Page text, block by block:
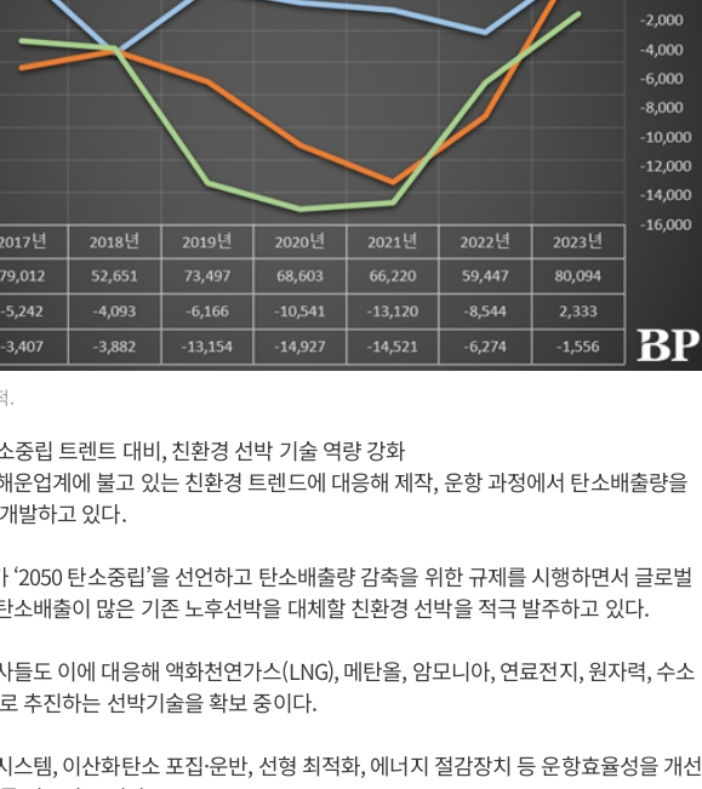
.
립 트렌트 대비, 친환경 선박 기술 역량 강화
운업계에 불고 있는 친환경 트렌드에 대응해 제작, 운항 과정에서 탄소배출량을
발하고 있다.
‘2050 탄소중립’을 선언하고 탄소배출량 감축을 위한 규제를 시행하면서 글로벌
소배출이 많은 기존 노후선박을 대체할 친환경 선박을 적극 발주하고 있다.
들도 이에 대응해 액화천연가스(LNG), 메탄올, 암모니아, 연료전지, 원자력, 수소
추진하는 선박기술을 확보 중이다.
스템, 이산화탄소 포집·운반, 선형 최적화, 에너지 절감장치 등 운항효율성을 개선